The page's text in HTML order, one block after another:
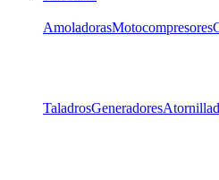
AmoladorasMotocompresores
TaladrosGeneradores